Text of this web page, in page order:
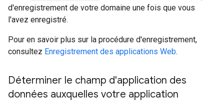
d'enregistrement de votre domaine une fois que vous
l'avez enregistré.
Pour en savoir plus sur la procédure d'enregistrement,
consultez Enregistrement des applications Web.
Déterminer le champ d'application des
données auxquelles votre application